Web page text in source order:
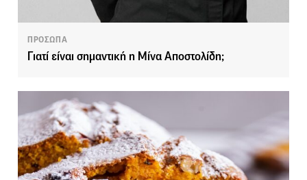
ΠΡΟΣΩΠΑ
Γιατί είναι σημαντική η Μίνα Αποστολίδη;